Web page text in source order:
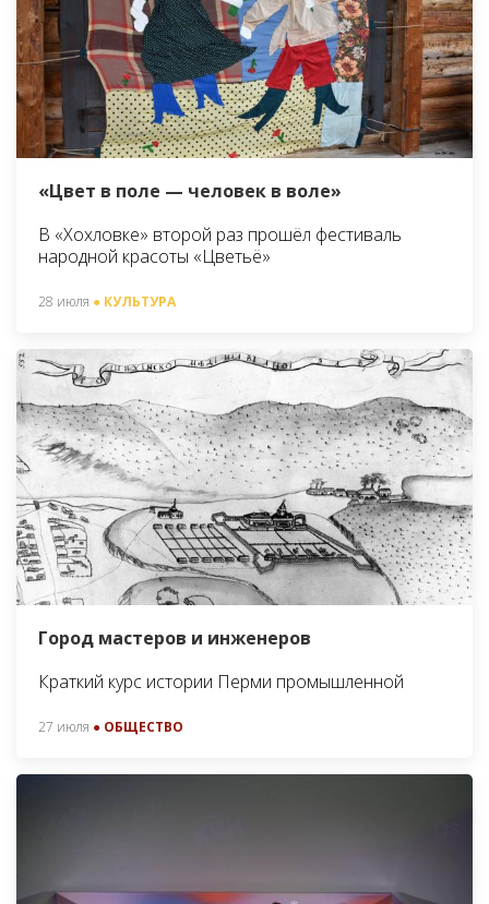
«Цвет в поле — человек в воле»
В «Хохловке» второй раз прошёл фестиваль
народной красоты «Цветьё»
28 июля ● КУЛЬТУРА
Город мастеров и инженеров
Краткий курс истории Перми промышленной
27 июля ● ОБЩЕСТВО